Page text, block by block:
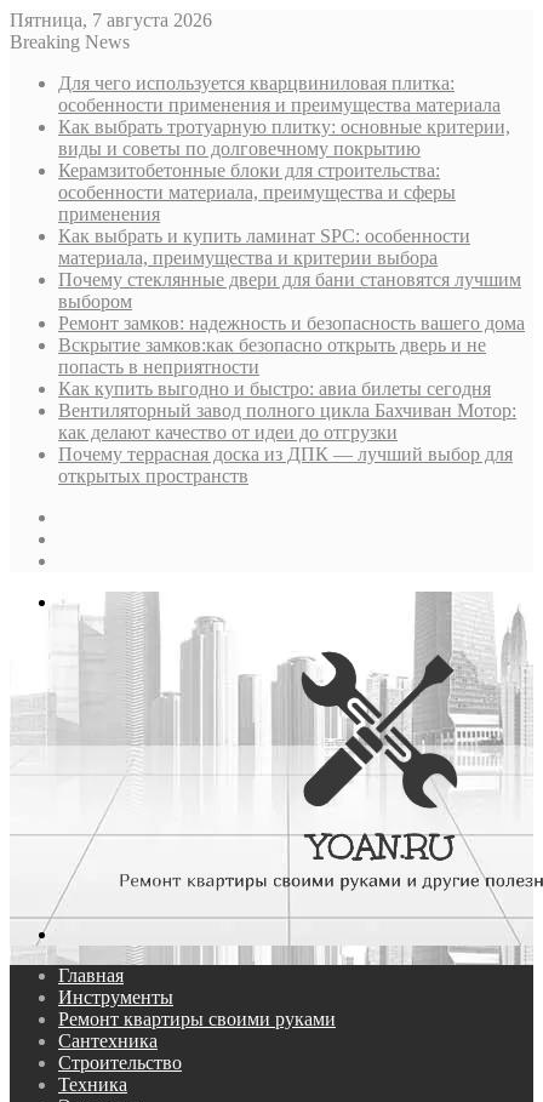
Пятница, 7 августа 2026
Breaking News
Для чего используется кварцвиниловая плитка:
особенности применения и преимущества материала
Как выбрать тротуарную плитку: основные критерии,
виды и советы по долговечному покрытию
Керамзитобетонные блоки для строительства:
особенности материала, преимущества и сферы
применения
Как выбрать и купить ламинат SPC: особенности
материала, преимущества и критерии выбора
Почему стеклянные двери для бани становятся лучшим
выбором
Ремонт замков: надежность и безопасность вашего дома
Вскрытие замков:как безопасно открыть дверь и не
попасть в неприятности
Как купить выгодно и быстро: авиа билеты сегодня
Вентиляторный завод полного цикла Бахчиван Мотор:
как делают качество от идеи до отгрузки
Почему террасная доска из ДПК — лучший выбор для
открытых пространств
Меню
Главная
Инструменты
Ремонт квартиры своими руками
Сантехника
Строительство
Техника